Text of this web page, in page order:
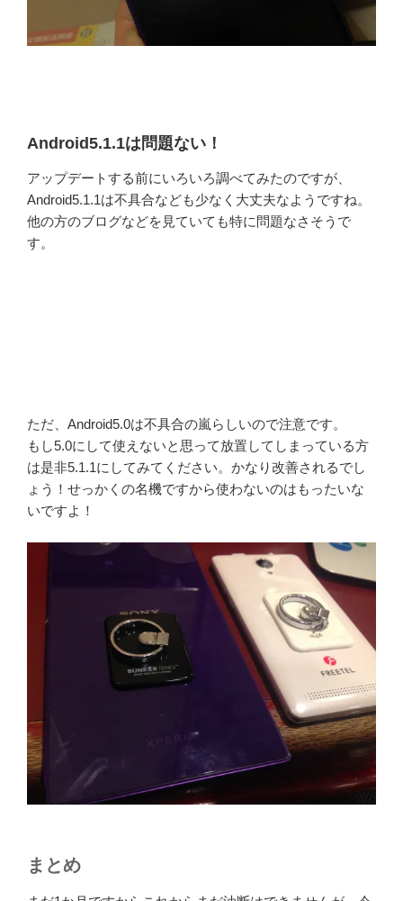
Android5.1.1は問題ない！
アップデートする前にいろいろ調べてみたのですが、
Android5.1.1は不具合なども少なく大丈夫なようですね。
他の方のブログなどを見ていても特に問題なさそうで
す。
ただ、Android5.0は不具合の嵐らしいので注意です。
もし5.0にして使えないと思って放置してしまっている方
は是非5.1.1にしてみてください。かなり改善されるでし
ょう！せっかくの名機ですから使わないのはもったいな
いですよ！
まとめ